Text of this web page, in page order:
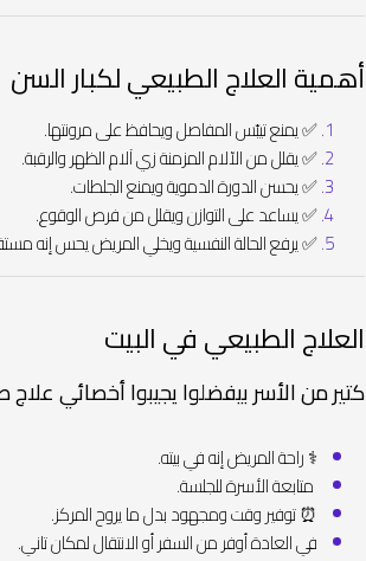
أهمية العلاج الطبيعي لكبار السن
✅ يمنع تيبّس المفاصل ويحافظ على مرونتها.
✅ يقلل من الآلام المزمنة زي آلام الظهر والرقبة.
✅ يحسن الدورة الدموية ويمنع الجلطات.
✅ يساعد على التوازن ويقلل من فرص الوقوع.
✅ يرفع الحالة النفسية ويخلي المريض يحس إنه
العلاج الطبيعي في البيت
كتير من الأسر بيفضلوا يجيبوا أخصائي
‍⚕️ راحة المريض إنه في بيته.
‍‍ متابعة الأسرة للجلسة.
⏰ توفير وقت ومجهود بدل ما يروح المركز.
في العادة أوفر من السفر أو الانتقال لمكان تاني.